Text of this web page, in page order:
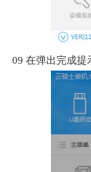
09 在弹出完成提